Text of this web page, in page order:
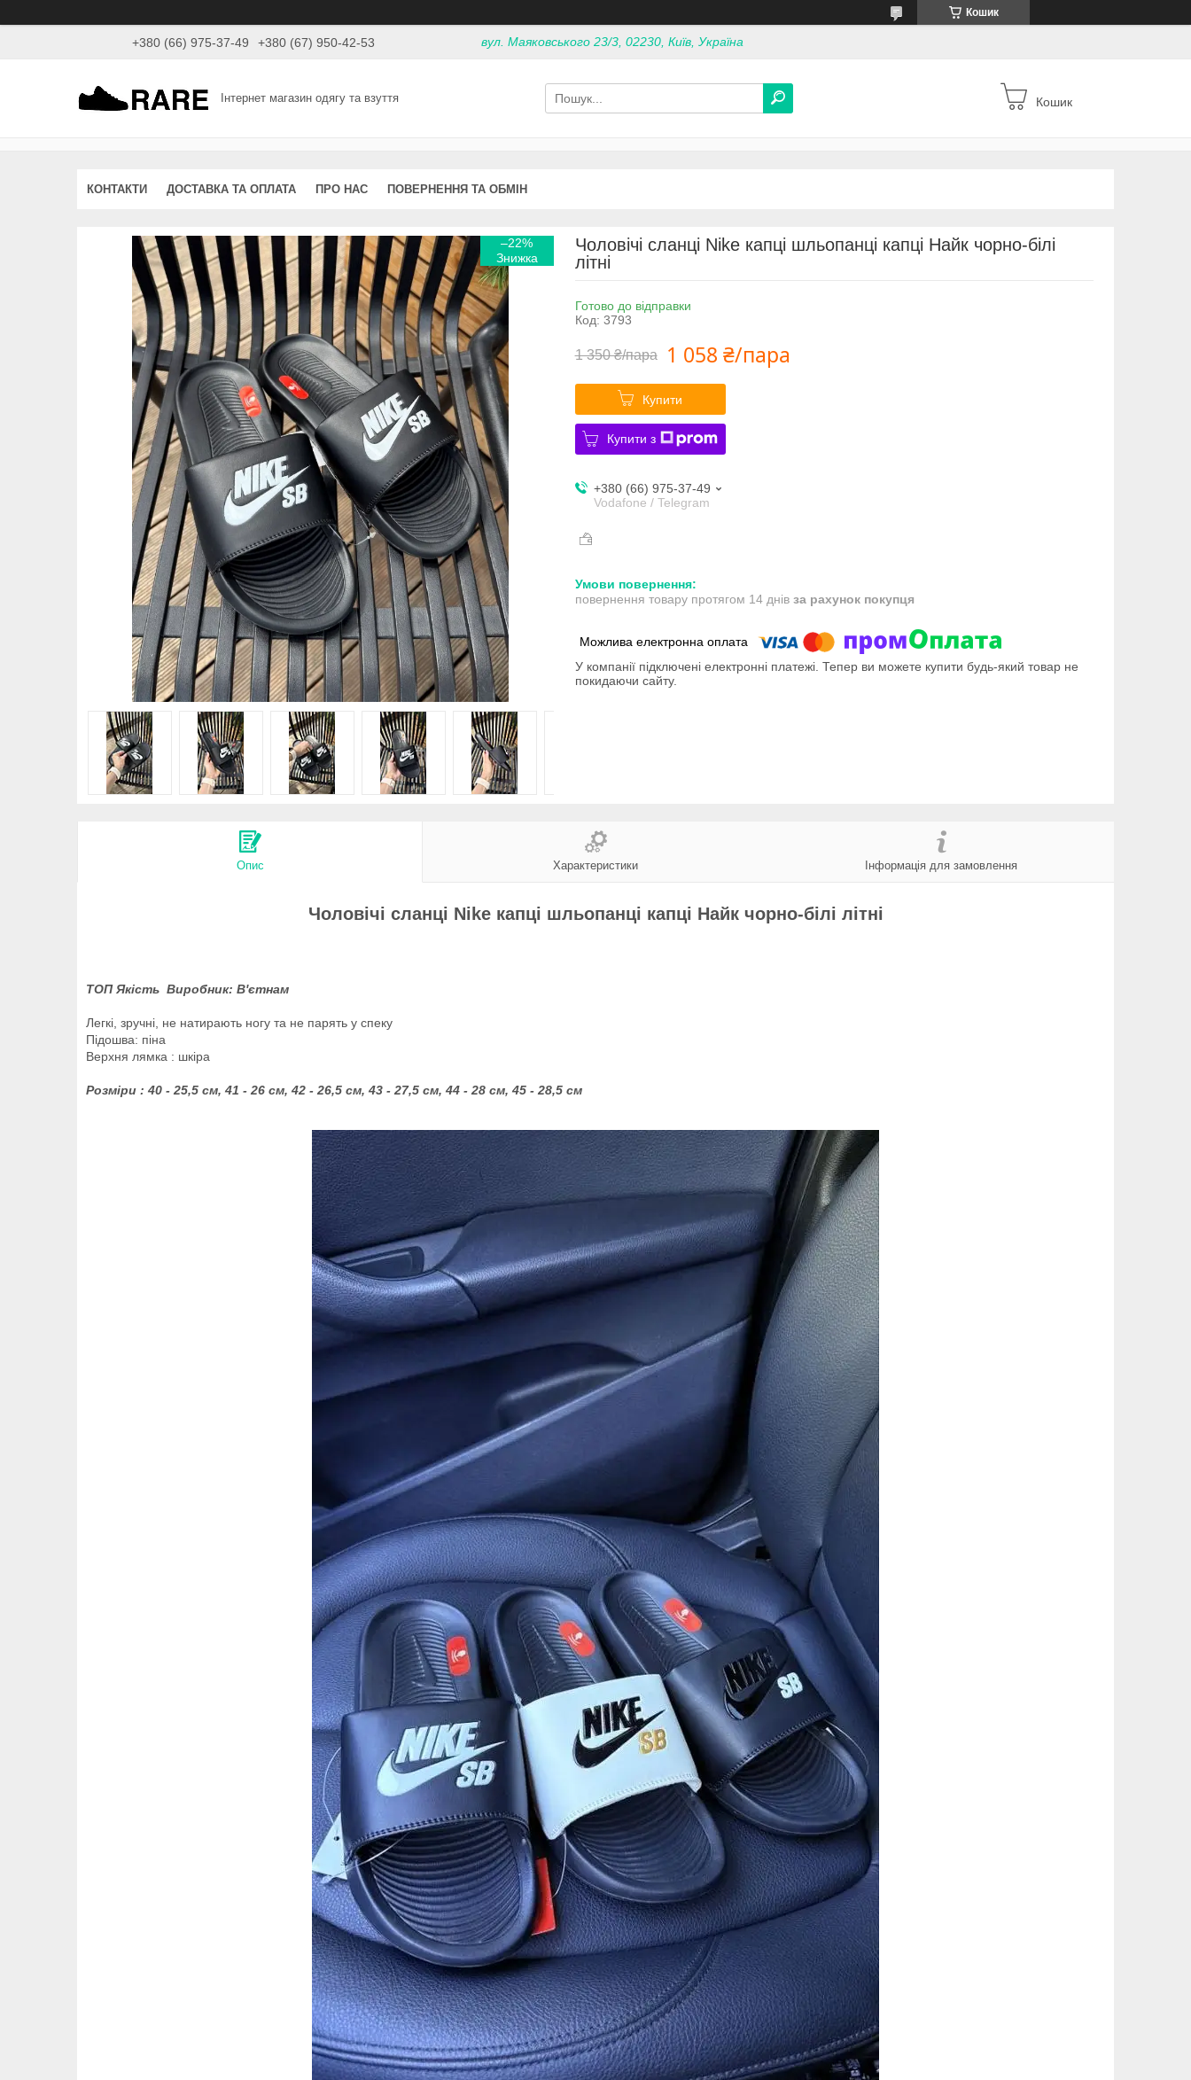
Кошик
+380 (66) 975-37-49 +380 (67) 950-42-53 вул. Маяковського 23/3, 02230, Київ, Україна
Інтернет магазин одягу та взуття Кошик
КОНТАКТИ ДОСТАВКА ТА ОПЛАТА ПРО НАС ПОВЕРНЕННЯ ТА ОБМІН
–22%
Чоловічі сланці Nike капці шльопанці капці Найк чорно-білі
літні
Готово до відправки
Код: 3793
1 350 ₴/пара 1 058 ₴/пара
Купити
Купити з
+380 (66) 975-37-49
Vodafone / Telegram
повернення товару протягом 14 днів за рахунок покупця
У компанії підключені електронні платежі. Тепер ви можете купити будь-який товар не
покидаючи сайту.
Опис Характеристики Інформація для замовлення
Чоловічі сланці Nike капці шльопанці капці Найк чорно-білі літні
ТОП Якість Виробник: В'єтнам
Легкі, зручні, не натирають ногу та не парять у спеку
Підошва: піна
Верхня лямка : шкіра
Розміри : 40 - 25,5 см, 41 - 26 см, 42 - 26,5 см, 43 - 27,5 см, 44 - 28 см, 45 - 28,5 см